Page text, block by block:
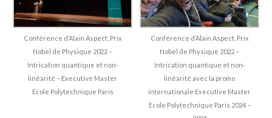
Conférence d’Alain Aspect, Prix
Nobel de Physique 2022 –
Intrication quantique et non-
linéarité – Executive Master
Ecole Polytechnique Paris
Conférence d’Alain Aspect, Prix
Nobel de Physique 2022 –
Intrication quantique et non-
linéarité avec la promo
internationale Executive Master
Ecole Polytechnique Paris 2024 –